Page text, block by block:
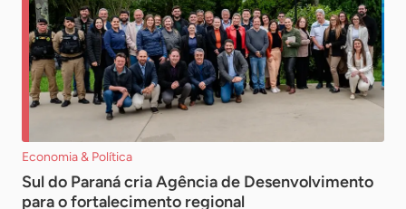
Economia & Política
Sul do Paraná cria Agência de Desenvolvimento
para o fortalecimento regional